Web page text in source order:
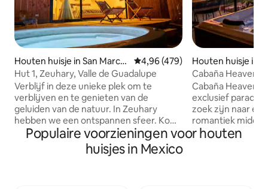
Houten huisje in San Marco
s
Gemiddelde beoordeling van
4,96 (479)
Hut 1, Zeuhary, Valle de Guadalupe
Verblijf in deze unieke plek om te
verblijven en te genieten van de
geluiden van de natuur. In Zeuhary
hebben we een ontspannen sfeer. Kom
en dompel jezelf onder in onze
buitenjacuzzi met uitzicht op de
wijngaard, geniet van het lezen van een
Houten huisje in
Cabaña Heaven
Uitsluitend voor
Cabaña Heaven
exclusief paradijs
zoek zijn naar
romantiek
elegant en
Populaire voorzieningen voor houten
huisjes in Mexico